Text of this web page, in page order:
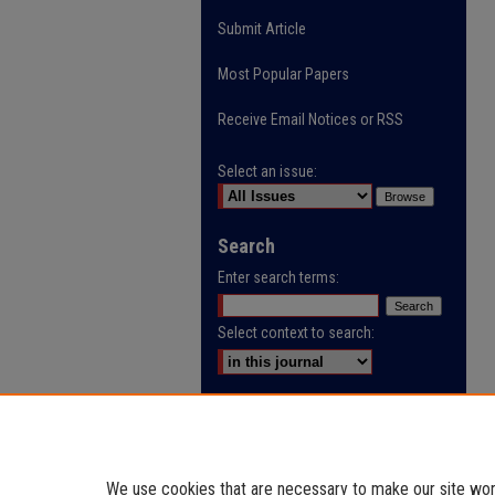
Submit Article
Most Popular Papers
Receive Email Notices or RSS
Select an issue:
Search
Enter search terms:
Select context to search:
Advanced Search
We use cookies that are necessary to make our site